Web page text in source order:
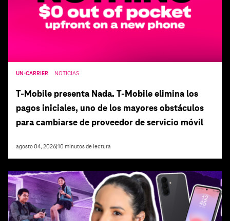
UN-CARRIER NOTICIAS
T‑Mobile presenta Nada. T‑Mobile elimina los
pagos iniciales, uno de los mayores obstáculos
para cambiarse de proveedor de servicio móvil
agosto 04, 2026 10 minutos de lectura